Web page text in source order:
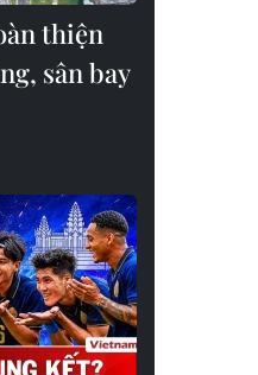
thiện
sân bay